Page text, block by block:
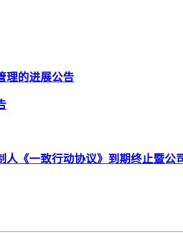
理的进展公告
《一致行动协议》到期终止暨公